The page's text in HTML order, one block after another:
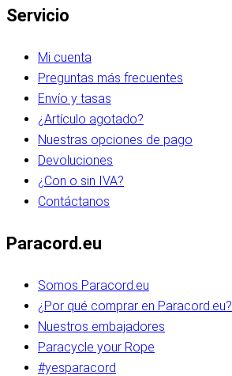
Servicio
Mi cuenta
Preguntas más frecuentes
Envío y tasas
¿Artículo agotado?
Nuestras opciones de pago
Devoluciones
¿Con o sin IVA?
Contáctanos
Paracord.eu
Somos Paracord.eu
¿Por qué comprar en Paracord.eu?
Nuestros embajadores
Paracycle your Rope
#yesparacord